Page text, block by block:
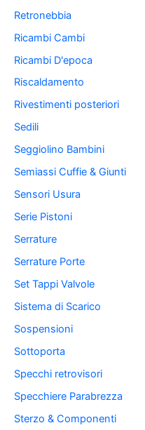
Retronebbia
Ricambi Cambi
Ricambi D'epoca
Riscaldamento
Rivestimenti posteriori
Sedili
Seggiolino Bambini
Semiassi Cuffie & Giunti
Sensori Usura
Serie Pistoni
Serrature
Serrature Porte
Set Tappi Valvole
Sistema di Scarico
Sospensioni
Sottoporta
Specchi retrovisori
Specchiere Parabrezza
Sterzo & Componenti